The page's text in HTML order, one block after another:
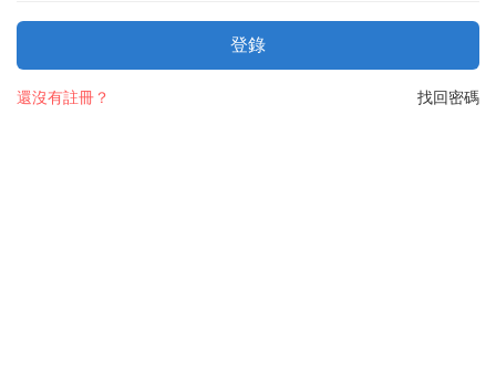
登錄
找回密碼
還沒有註冊？